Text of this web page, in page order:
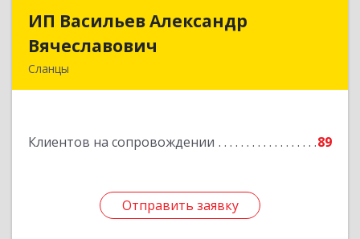
ИП Васильев Александр
Вячеславович
Сланцы
Клиентов на сопровождении 89
Отправить заявку
ИП Васильев Александр
Подробнее
Отправить заявку